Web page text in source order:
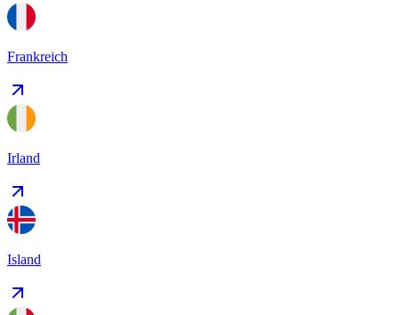
Frankreich
Irland
Island